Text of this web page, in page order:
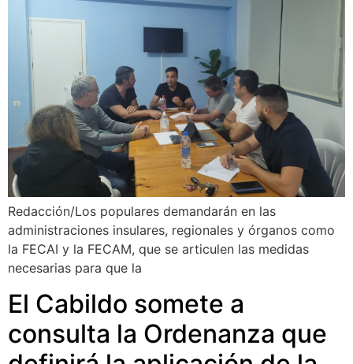
Redacción/Los populares demandarán en las
administraciones insulares, regionales y órganos como
la FECAI y la FECAM, que se articulen las medidas
necesarias para que la
El Cabildo somete a
consulta la Ordenanza que